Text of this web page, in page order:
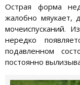
Острая форма
жалобно мяукает,
мочеиспусканий.
нередко
подавленном
постоянно